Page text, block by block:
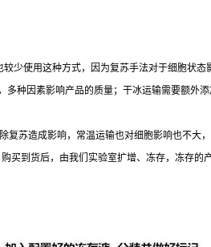
少使用这种方式，因为复苏手法对于细胞状
多种因素影响产品的质量；干冰运输需要额外添
复苏造成影响，常温运输也对细胞影响也不大
买到货后，由我们实验室扩增、冻存，冻存的